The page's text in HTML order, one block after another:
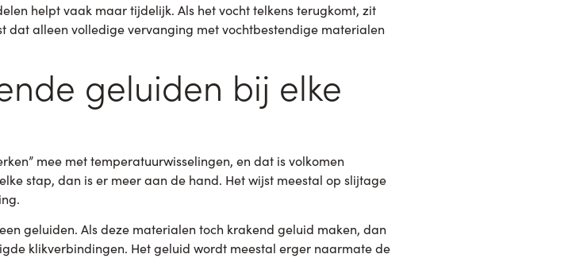
helpt vaak maar tijdelijk. Als het vocht telkens terugkomt, zit
dat alleen volledige vervanging met vochtbestendige materialen
geluiden bij elke
mee met temperatuurwisselingen, en dat is volkomen
stap, dan is er meer aan de hand. Het wijst meestal op slijtage
geluiden. Als deze materialen toch krakend geluid maken, dan
klikverbindingen. Het geluid wordt meestal erger naarmate de